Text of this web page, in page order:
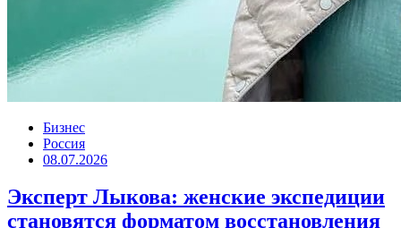
Бизнес
Россия
08.07.2026
Эксперт Лыкова: женские экспедиции
становятся форматом восстановления